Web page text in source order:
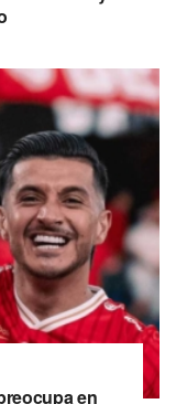
en